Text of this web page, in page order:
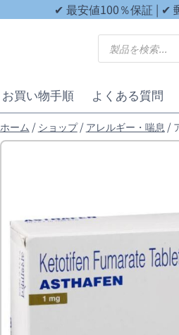
✔ 最安値100％保証 | ✔
商
検
お買い物手順 よくある質問
ホーム / ショップ / アレルギー・喘息 /